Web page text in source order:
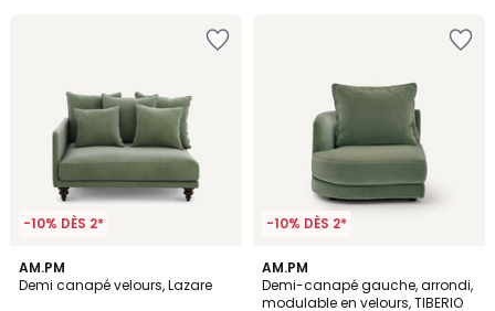
-10% DÈS 2*
AM.PM
Demi canapé velours, Lazare
5
/
16
Couleurs
-10% DÈS 2*
AM.PM
Demi-canapé gauche, arrondi,
modulable en velours, TIBERIO
14
Couleurs